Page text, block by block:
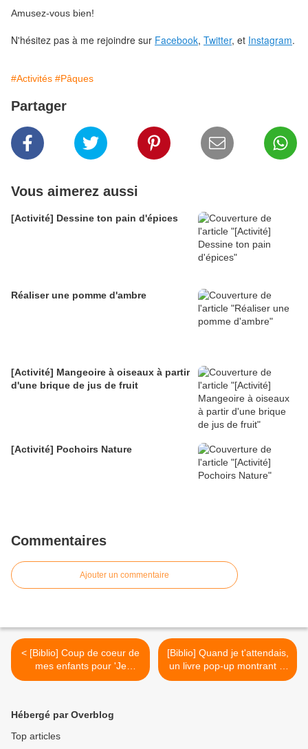
Amusez-vous bien!
N'hésitez pas à me rejoindre sur Facebook, Twitter, et Instagram.
#Activités #Pâques
Partager
Vous aimerez aussi
[Activité] Dessine ton pain d'épices
Réaliser une pomme d'ambre
[Activité] Mangeoire à oiseaux à partir
d'une brique de jus de fruit
[Activité] Pochoirs Nature
Commentaires
Ajouter un commentaire
< [Biblio] Coup de coeur de
mes enfants pour 'Je
touche, j'observe, je peins
[Biblio] Quand je t'attendais,
un livre pop-up montrant le
développement dans le
Hébergé par Overblog
Top articles